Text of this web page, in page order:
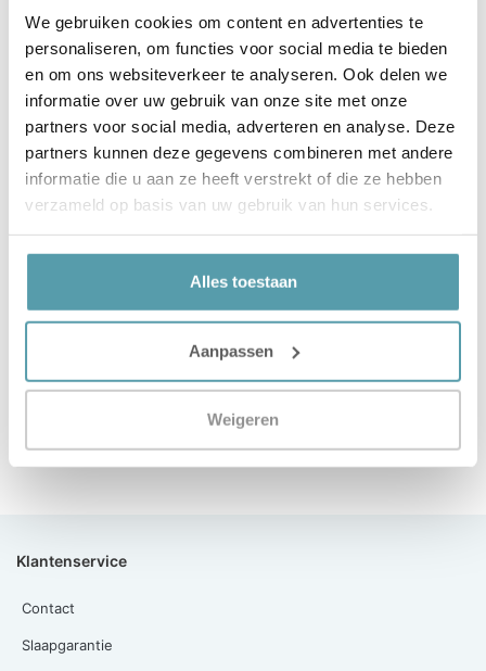
We gebruiken cookies om content en advertenties te
personaliseren, om functies voor social media te bieden
en om ons websiteverkeer te analyseren. Ook delen we
informatie over uw gebruik van onze site met onze
partners voor social media, adverteren en analyse. Deze
partners kunnen deze gegevens combineren met andere
informatie die u aan ze heeft verstrekt of die ze hebben
verzameld op basis van uw gebruik van hun services.
Alles toestaan
Aanpassen
Weigeren
een bepaald advies? Wat kan er volgende keer anders
of beter. Ook wij leren nog dagelijks bij!
Mijn advies:
Zorg dat je de tijd neemt als je opzoek gaat naar een
nieuw matras. Bespreek op zijn minst je
slaapvoorkeuren, warm of koud in bed,
bedbodem
goed nakijken hoe de ergonomie is bij de verschillende
mogelijkheden. Na een half uur de juiste matras? Ik
Daarnaast is een garantie altijd van belang. Kun je nog
ruilen als je niet lekker slaapt?
Klantenservice
Contact
Slaapgarantie